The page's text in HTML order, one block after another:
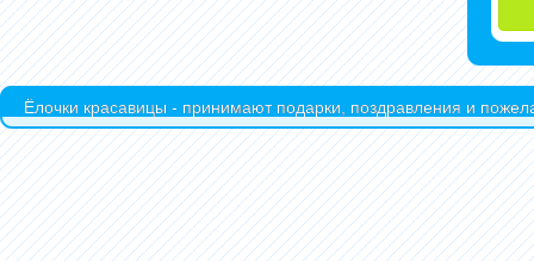
Ёлочки красавицы - принимают подарки, поздравления и